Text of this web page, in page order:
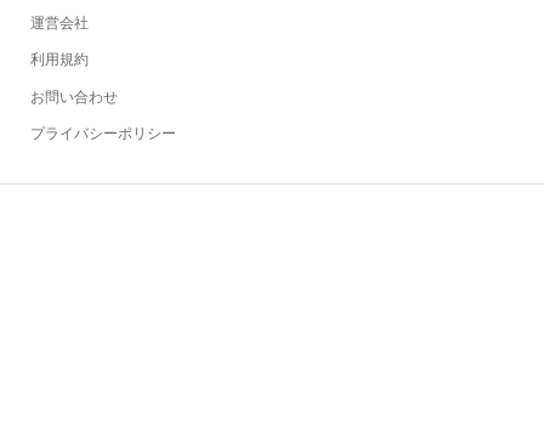
運営会社
利用規約
お問い合わせ
プライバシーポリシー